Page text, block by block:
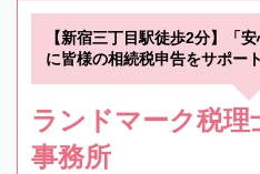
【新宿三丁目駅徒歩2分】「
に皆様の相続税申告をサポー
ランドマーク税理
事務所